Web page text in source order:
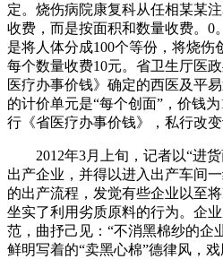
定。烧伤病院康复科从任相某某
收费，而是按面积和数量收费。0
是将人体分成100个等份，将烧伤
每个数量收费10元。省卫生厅医
医疗办事价钱》确定的西医及平
的计价单元是“每个创面”，价钱
行《省医疗办事价钱》，私行改
2012年3月上旬，记者以“进货
出产企业，并得以进入出产车间
的出产流程，发觉有些企业以至
坐实了利用劣质原料的行为。企
范，曲抒己见：“不消黑棉纱的企
鲜明写着的“卖黑心棉”德律风，